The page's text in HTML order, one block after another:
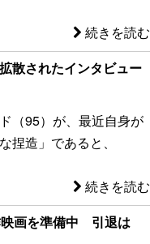
続きを読む
散されたインタビュー
（95）が、最近自身が
捏造」であると、
続きを読む
映画を準備中 引退は